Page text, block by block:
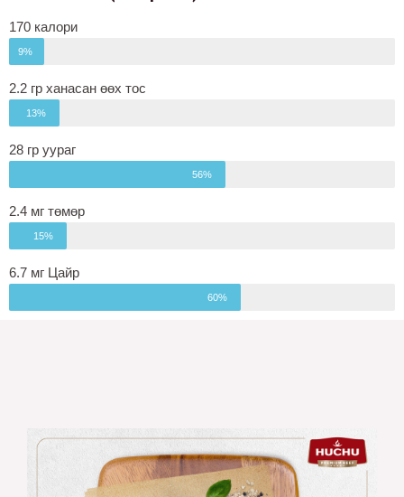
170 калори
9%
2.2 гр ханасан өөх тос
13%
28 гр уураг
56%
2.4 мг төмөр
15%
6.7 мг Цайр
60%